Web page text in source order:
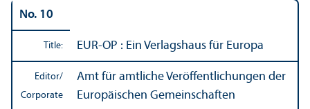
No. 10
Title: EUR-OP : Ein Verlagshaus für Europa
Editor/
Corporate
Amt für amtliche Veröffentlichungen der
Europäischen Gemeinschaften